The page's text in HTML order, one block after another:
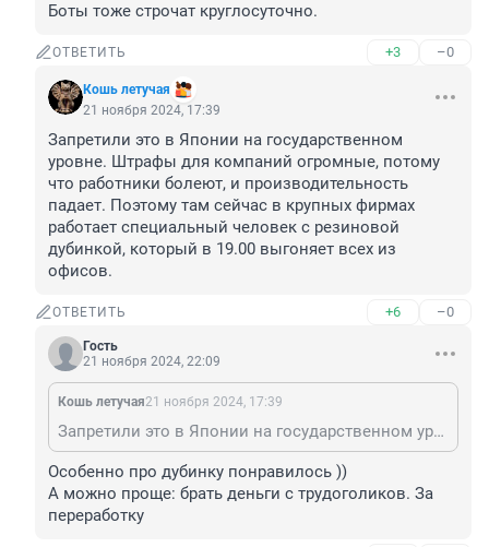
Боты тоже строчат круглосуточно.
ОТВЕТИТЬ +3 –0
Кошь летучая
21 ноября 2024, 17:39
Запретили это в Японии на государственном
уровне. Штрафы для компаний огромные, потому
что работники болеют, и производительность
падает. Поэтому там сейчас в крупных фирмах
работает специальный человек с резиновой
дубинкой, который в 19.00 выгоняет всех из
офисов.
ОТВЕТИТЬ +6 –0
Гость
21 ноября 2024, 22:09
Кошь летучая21 ноября 2024, 17:39
Запретили это в Японии на государственном уровне. Штрафы для компаний огромные, потому что работники болеют, и производительность падает. Поэтому там сейчас в крупных фирмах работает специальный человек с резиновой дубинкой, который в 19.00 выгоняет всех из офисов.
Особенно про дубинку понравилось ))
А можно проще: брать деньги с трудоголиков. За
переработку